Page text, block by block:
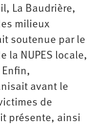
La Baudrière,
milieux
soutenue par le
la NUPES locale,
Enfin,
avant le
de
présente, ainsi